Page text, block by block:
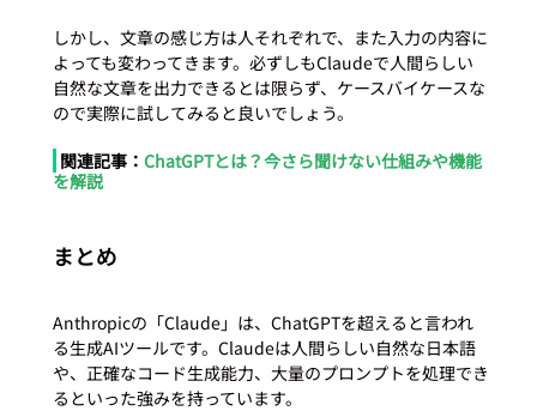
しかし、文章の感じ方は人それぞれで、また入力の内容に
よっても変わってきます。必ずしもClaudeで人間らしい
自然な文章を出力できるとは限らず、ケースバイケースな
関連記事： ChatGPTとは？今さら聞けない仕組みや機能
を解説
まとめ
Anthropicの「Claude」は、ChatGPTを超えると言われ
る生成AIツールです。Claudeは人間らしい自然な日本語
や、正確なコード生成能力、大量のプロンプトを処理でき
るといった強みを持っています。